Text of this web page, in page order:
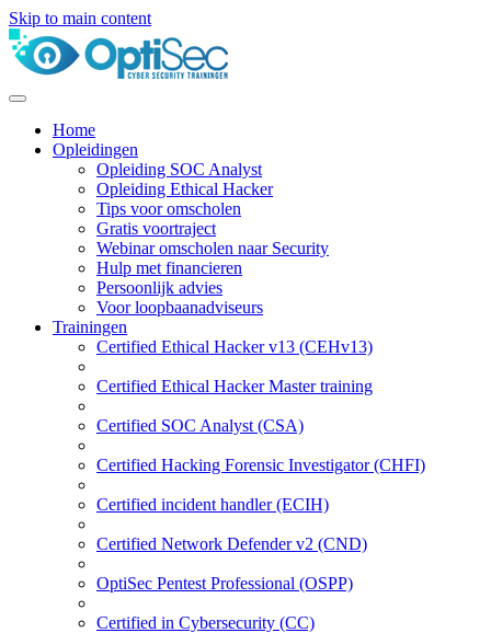
Skip to main content
Home
Opleidingen
Opleiding SOC Analyst
Opleiding Ethical Hacker
Tips voor omscholen
Gratis voortraject
Webinar omscholen naar Security
Hulp met financieren
Persoonlijk advies
Voor loopbaanadviseurs
Trainingen
Certified Ethical Hacker v13 (CEHv13)
Certified Ethical Hacker Master training
Certified SOC Analyst (CSA)
Certified Hacking Forensic Investigator (CHFI)
Certified incident handler (ECIH)
Certified Network Defender v2 (CND)
OptiSec Pentest Professional (OSPP)
Certified in Cybersecurity (CC)